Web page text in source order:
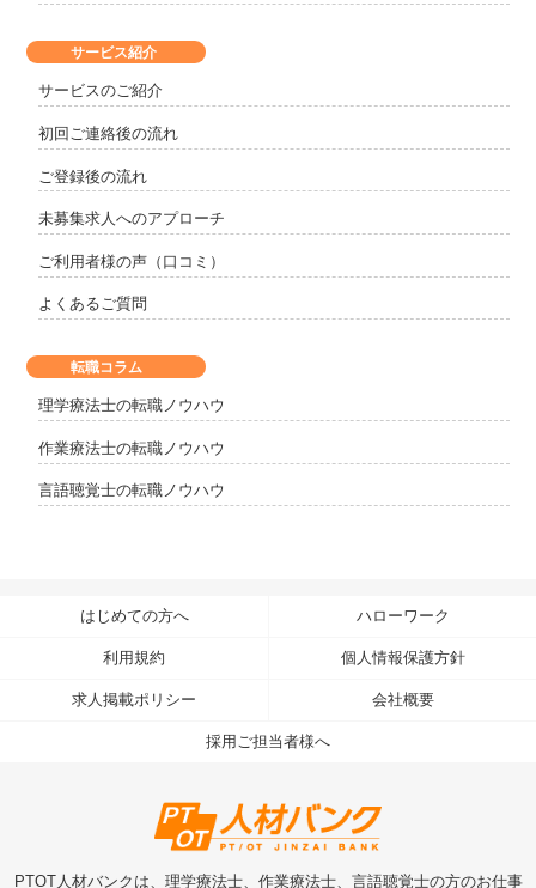
サービス紹介
サービスのご紹介
初回ご連絡後の流れ
ご登録後の流れ
未募集求人へのアプローチ
ご利用者様の声（口コミ）
よくあるご質問
転職コラム
理学療法士の転職ノウハウ
作業療法士の転職ノウハウ
言語聴覚士の転職ノウハウ
はじめての方へ ハローワーク
利用規約 個人情報保護方針
求人掲載ポリシー 会社概要
採用ご担当者様へ
PTOT人材バンクは、理学療法士、作業療法士、言語聴覚士の方のお仕事